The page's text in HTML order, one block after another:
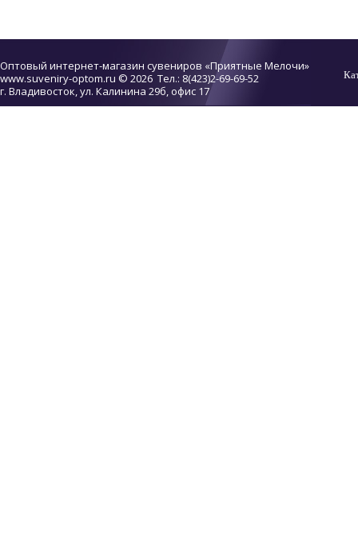
Оптовый интернет-магазин сувениров «Приятные Мелочи»
www.suveniry-optom.ru © 2026 Тел.: 8(423)2-69-69-52
г. Владивосток, ул. Калинина 29б, офис 17